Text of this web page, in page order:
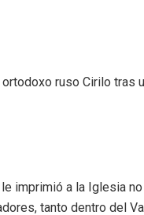
ruso Cirilo tras
imprimió a la Iglesia
tanto dentro del